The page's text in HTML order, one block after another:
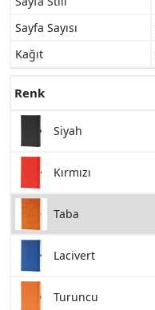
Sayfa Sayısı
Kağıt
Renk
Siyah
Kırmızı
Taba
Lacivert
Turuncu